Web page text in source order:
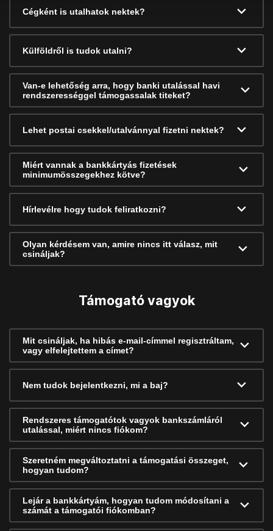
Cégként is utalhatok nektek?
Külföldről is tudok utalni?
Van-e lehetőség arra, hogy banki utalással havi
rendszerességgel támogassalak titeket?
Lehet postai csekkel/utalvánnyal fizetni nektek?
Miért vannak a bankkártyás fizetések
minimumösszegekhez kötve?
Hírlevélre hogy tudok feliratkozni?
Olyan kérdésem van, amire nincs itt válasz, mit
csináljak?
Támogató vagyok
Mit csináljak, ha hibás e-mail-címmel regisztráltam,
vagy elfelejtettem a címet?
Nem tudok bejelentkezni, mi a baj?
Rendszeres támogatótok vagyok bankszámláról
utalással, miért nincs fiókom?
Szeretném megváltoztatni a támogatási összeget,
hogyan tudom?
Lejár a bankkártyám, hogyan tudom módosítani a
számát a támogatói fiókomban?